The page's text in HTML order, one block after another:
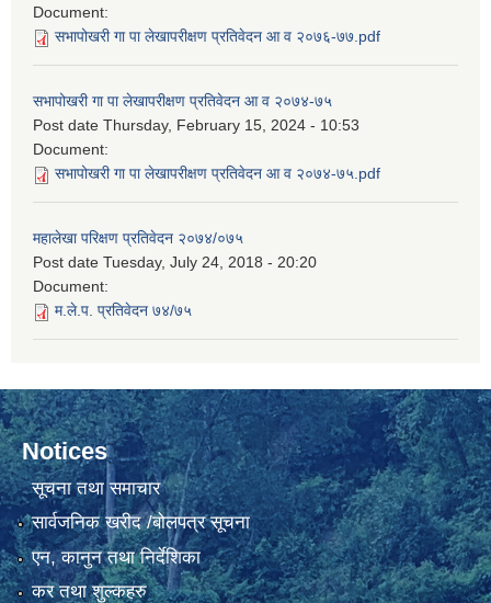
Document:
सभापोखरी गा पा लेखापरीक्षण प्रतिवेदन आ व २०७६-७७.pdf
सभापोखरी गा पा लेखापरीक्षण प्रतिवेदन आ व २०७४-७५
Post date Thursday, February 15, 2024 - 10:53
Document:
सभापोखरी गा पा लेखापरीक्षण प्रतिवेदन आ व २०७४-७५.pdf
महालेखा परिक्षण प्रतिवेदन २०७४/०७५
Post date Tuesday, July 24, 2018 - 20:20
Document:
म.ले.प. प्रतिवेदन ७४/७५
Notices
सूचना तथा समाचार
सार्वजनिक खरीद /बोलपत्र सूचना
एन, कानुन तथा निर्देशिका
कर तथा शुल्कहरु